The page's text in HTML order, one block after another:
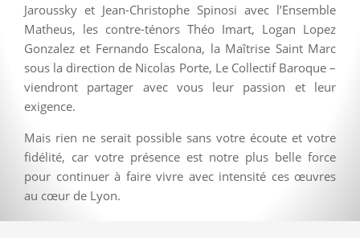
Jaroussky et Jean-Christophe Spinosi avec l’Ensemble
Matheus, les contre-ténors Théo Imart, Logan Lopez
Gonzalez et Fernando Escalona, la Maîtrise Saint Marc
sous la direction de Nicolas Porte, Le Collectif Baroque –
viendront partager avec vous leur passion et leur
exigence.
Mais rien ne serait possible sans votre écoute et votre
fidélité, car votre présence est notre plus belle force
pour continuer à faire vivre avec intensité ces œuvres
au cœur de Lyon.